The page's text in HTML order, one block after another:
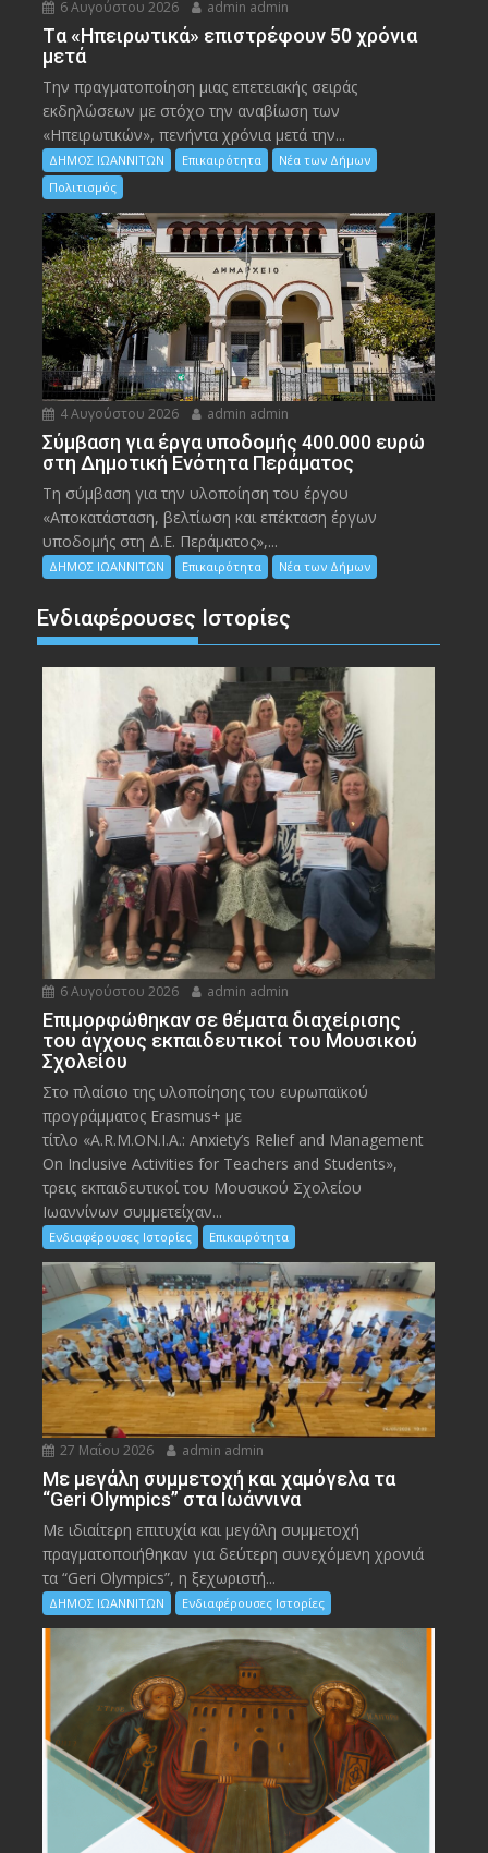
6 Αυγούστου 2026 admin admin
Tα «Ηπειρωτικά» επιστρέφουν 50 χρόνια
μετά
Την πραγματοποίηση μιας επετειακής σειράς
εκδηλώσεων με στόχο την αναβίωση των
«Ηπειρωτικών», πενήντα χρόνια μετά την...
ΔΗΜΟΣ ΙΩΑΝΝΙΤΩΝ Επικαιρότητα
Νέα των Δήμων
Πολιτισμός
4 Αυγούστου 2026 admin admin
Σύμβαση για έργα υποδομής 400.000 ευρώ
στη Δημοτική Ενότητα Περάματος
Τη σύμβαση για την υλοποίηση του έργου
«Αποκατάσταση, βελτίωση και επέκταση έργων
υποδομής στη Δ.Ε. Περάματος»,...
ΔΗΜΟΣ ΙΩΑΝΝΙΤΩΝ Επικαιρότητα Νέα των Δήμων
Ενδιαφέρουσες Ιστορίες
6 Αυγούστου 2026 admin admin
Eπιμορφώθηκαν σε θέματα διαχείρισης
του άγχους εκπαιδευτικοί του Μουσικού
Σχολείου
Στο πλαίσιο της υλοποίησης του ευρωπαϊκού
προγράμματος Erasmus+ με
τίτλο «A.R.M.ON.I.A.: Anxiety’s Relief and Management
On Inclusive Activities for Teachers and Students»,
τρεις εκπαιδευτικοί του Μουσικού Σχολείου
Ιωαννίνων συμμετείχαν...
Ενδιαφέρουσες Ιστορίες Επικαιρότητα
27 Μαΐου 2026 admin admin
Με μεγάλη συμμετοχή και χαμόγελα τα
“Geri Olympics” στα Ιωάννινα
Με ιδιαίτερη επιτυχία και μεγάλη συμμετοχή
πραγματοποιήθηκαν για δεύτερη συνεχόμενη χρονιά
τα “Geri Olympics”, η ξεχωριστή...
ΔΗΜΟΣ ΙΩΑΝΝΙΤΩΝ Ενδιαφέρουσες Ιστορίες